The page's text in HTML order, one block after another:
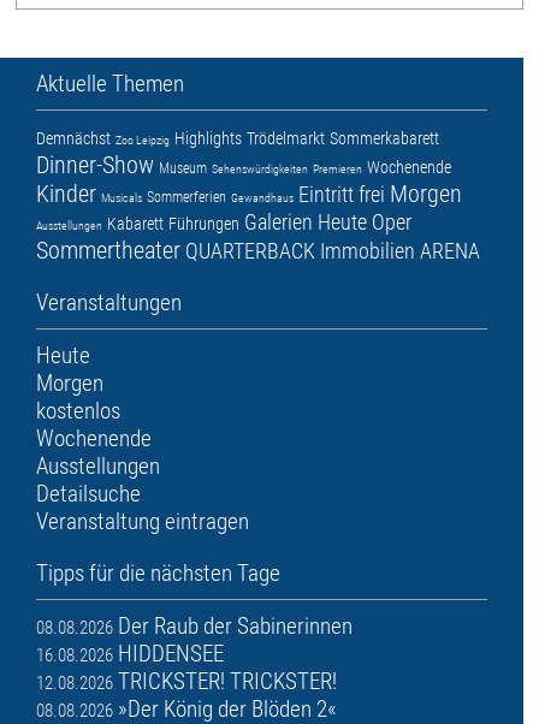
Aktuelle Themen
Demnächst Zoo Leipzig Highlights Trödelmarkt Sommerkabarett
Dinner-Show Museum Sehenswürdigkeiten Premieren Wochenende
Kinder Musicals Sommerferien Gewandhaus Eintritt frei Morgen
Ausstellungen Kabarett Führungen Galerien Heute Oper
Sommertheater QUARTERBACK Immobilien ARENA
Veranstaltungen
Heute
Morgen
kostenlos
Wochenende
Ausstellungen
Detailsuche
Veranstaltung eintragen
Tipps für die nächsten Tage
08.08.2026 Der Raub der Sabinerinnen
16.08.2026 HIDDENSEE
12.08.2026 TRICKSTER! TRICKSTER!
08.08.2026 »Der König der Blöden 2«